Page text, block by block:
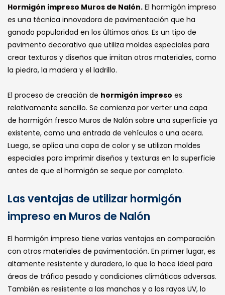
Hormigón impreso Muros de Nalón. El hormigón impreso
es una técnica innovadora de pavimentación que ha
ganado popularidad en los últimos años. Es un tipo de
pavimento decorativo que utiliza moldes especiales para
crear texturas y diseños que imitan otros materiales, como
la piedra, la madera y el ladrillo.
El proceso de creación de hormigón impreso es
relativamente sencillo. Se comienza por verter una capa
de hormigón fresco Muros de Nalón sobre una superficie ya
existente, como una entrada de vehículos o una acera.
Luego, se aplica una capa de color y se utilizan moldes
especiales para imprimir diseños y texturas en la superficie
antes de que el hormigón se seque por completo.
Las ventajas de utilizar hormigón
impreso en Muros de Nalón
El hormigón impreso tiene varias ventajas en comparación
con otros materiales de pavimentación. En primer lugar, es
altamente resistente y duradero, lo que lo hace ideal para
áreas de tráfico pesado y condiciones climáticas adversas.
También es resistente a las manchas y a los rayos UV, lo